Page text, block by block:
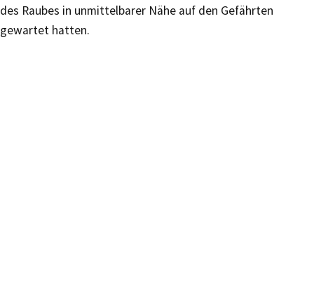
des Raubes in unmittelbarer Nähe auf den Gefährten
gewartet hatten.